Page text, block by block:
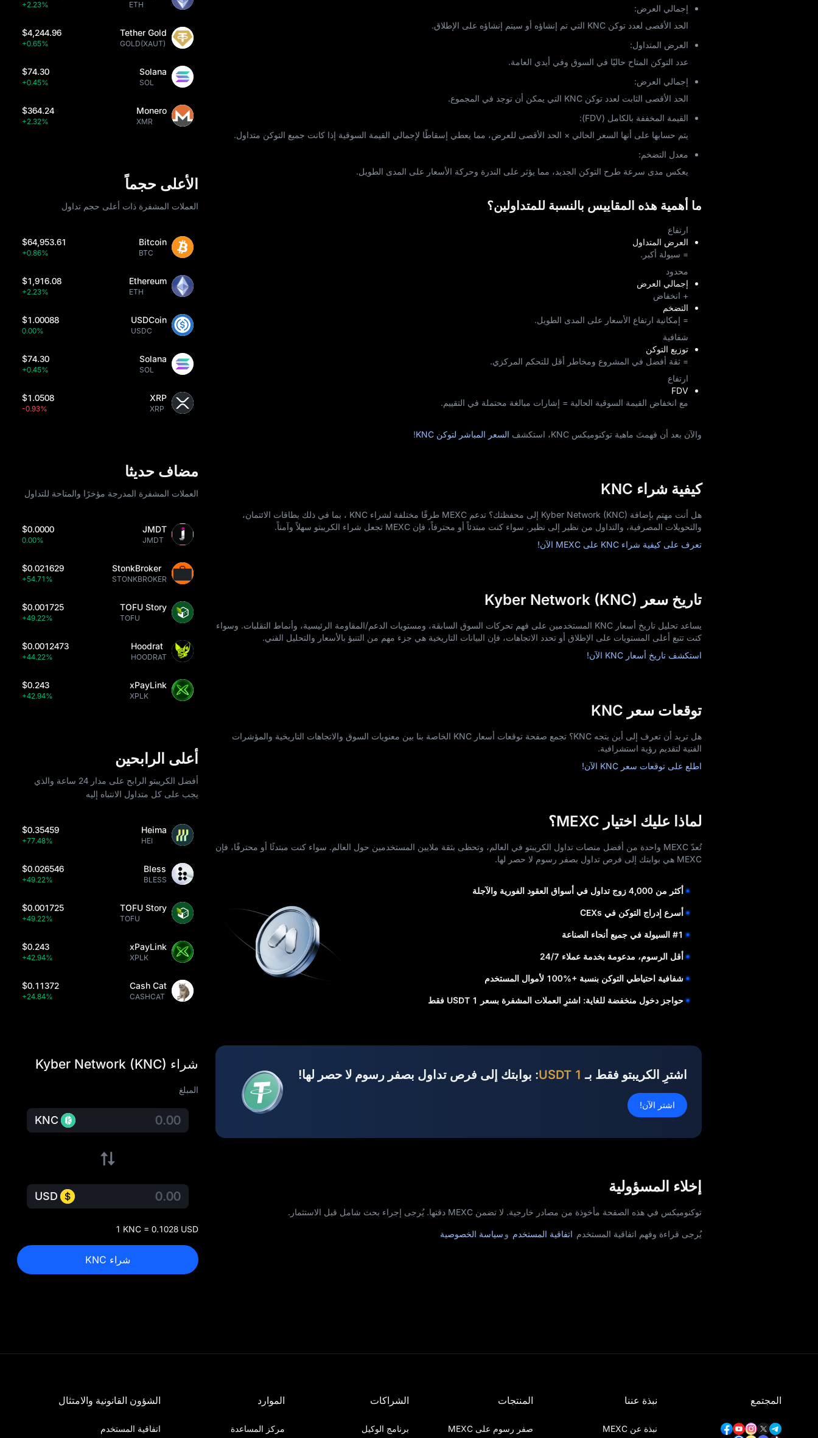
إجمالي العرض:
الحد الأقصى لعدد توكن KNC التي تم إنشاؤه أو سيتم إنشاؤه على الإطلاق.
العرض المتداول:
عدد التوكن المتاح حاليًا في السوق وفي أيدي العامة.
إجمالي العرض:
الحد الأقصى الثابت لعدد توكن KNC التي يمكن أن توجد في المجموع.
القيمة المخففة بالكامل (FDV):
يتم حسابها على أنها السعر الحالي × الحد الأقصى للعرض، مما يعطي إسقاطًا لإجمالي القيمة السوقية إذا كانت جميع التوكن متداول.
معدل التضخم:
يعكس مدى سرعة طرح التوكن الجديد، مما يؤثر على الندرة وحركة الأسعار على المدى الطويل.
ما أهمية هذه المقاييس بالنسبة للمتداولين؟
ارتفاع
العرض المتداول
= سيولة أكبر.
محدود
إجمالي العرض
+ انخفاض
التضخم
= إمكانية ارتفاع الأسعار على المدى الطويل.
شفافية
توزيع التوكن
= ثقة أفضل في المشروع ومخاطر أقل للتحكم المركزي.
ارتفاع
FDV
مع انخفاض القيمة السوقية الحالية = إشارات مبالغة محتملة في التقييم.
والآن بعد أن فهمتَ ماهية توكنوميكس KNC، استكشف السعر المباشر لتوكن KNC !
كيفية شراء KNC
هل أنت مهتم بإضافة Kyber Network (KNC) إلى محفظتك؟ تدعم MEXC طرقًا مختلفة لشراء KNC ، بما في ذلك بطاقات الائتمان،
والتحويلات المصرفية، والتداول من نظير إلى نظير. سواء كنت مبتدئاً أو محترفاً، فإن MEXC تجعل شراء الكريبتو سهلاً وآمناً.
تعرف على كيفية شراء KNC على MEXC الآن!
تاريخ سعر Kyber Network (KNC)
يساعد تحليل تاريخ أسعار KNC المستخدمين على فهم تحركات السوق السابقة، ومستويات الدعم/المقاومة الرئيسية، وأنماط التقلبات. وسواء
كنت تتبع أعلى المستويات على الإطلاق أو تحدد الاتجاهات، فإن البيانات التاريخية هي جزء مهم من التنبؤ بالأسعار والتحليل الفني.
استكشف تاريخ أسعار KNC الآن!
توقعات سعر KNC
هل تريد أن تعرف إلى أين يتجه KNC؟ تجمع صفحة توقعات أسعار KNC الخاصة بنا بين معنويات السوق والاتجاهات التاريخية والمؤشرات
الفنية لتقديم رؤية استشرافية.
اطلع على توقعات سعر KNC الآن!
لماذا عليك اختيار MEXC؟
تُعدّ MEXC واحدة من أفضل منصات تداول الكريبتو في العالم، وتحظى بثقة ملايين المستخدمين حول العالم. سواء كنت مبتدئًا أو محترفًا، فإن
MEXC هي بوابتك إلى فرص تداول بصفر رسوم لا حصر لها.
أكثر من 4,000 زوج تداول في أسواق العقود الفورية والآجلة
أسرع إدراج التوكن في CEXs
#1 السيولة في جميع أنحاء الصناعة
أقل الرسوم، مدعومة بخدمة عملاء 24/7
شفافية احتياطي التوكن بنسبة +%100 لأموال المستخدم
حواجز دخول منخفضة للغاية: اشترِ العملات المشفرة بسعر 1 USDT فقط
اشترِ الكريبتو فقط بـ 1 USDT : بوابتك إلى فرص تداول بصفر رسوم لا حصر لها!
اشتر الآن!
إخلاء المسؤولية
توكنوميكس في هذه الصفحة مأخوذة من مصادر خارجية. لا تضمن MEXC دقتها. يُرجى إجراء بحث شامل قبل الاستثمار.
يُرجى قراءة وفهم اتفاقية المستخدم اتفاقية المستخدم و سياسة الخصوصية
ETH
+2.23%
Tether Gold
GOLD(XAUT)
$4,244.96
+0.65%
Solana
SOL
$74.30
+0.45%
Monero
XMR
$364.24
+2.32%
الأعلى حجماً
العملات المشفرة ذات أعلى حجم تداول
Bitcoin
BTC
$64,953.61
+0.86%
Ethereum
ETH
$1,916.08
+2.23%
USDCoin
USDC
$1.00088
0.00%
Solana
SOL
$74.30
+0.45%
XRP
XRP
$1.0508
-0.93%
مضاف حديثا
العملات المشفرة المدرجة مؤخرًا والمتاحة للتداول
JMDT
JMDT
$0.0000
0.00%
StonkBroker
STONKBROKER
$0.021629
+54.71%
TOFU Story
TOFU
$0.001725
+49.22%
Hoodrat
HOODRAT
$0.0012473
+44.22%
xPayLink
XPLK
$0.243
+42.94%
أعلى الرابحين
أفضل الكريبتو الرابح على مدار 24 ساعة والذي
يجب على كل متداول الانتباه إليه
Heima
HEI
$0.35459
+77.48%
Bless
BLESS
$0.026546
+49.22%
TOFU Story
TOFU
$0.001725
+49.22%
xPayLink
XPLK
$0.243
+42.94%
Cash Cat
CASHCAT
$0.11372
+24.84%
شراء Kyber Network (KNC)
المبلغ
KNC
USD
1 KNC = 0.1028 USD
شراء KNC
المجتمع نبذة عننا
نبذة عن MEXC
المنتجات
صفر رسوم على MEXC
الشراكات
برنامج الوكيل
الموارد
مركز المساعدة
الشؤون القانونية والامتثال
اتفاقية المستخدم